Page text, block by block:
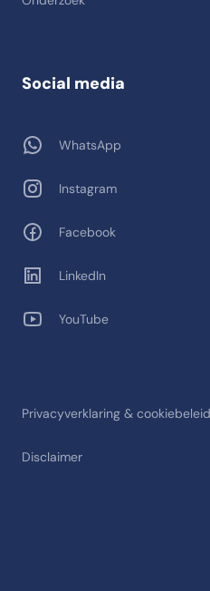
Privacyverklaring & cookiebeleid
Disclaimer
Social media
WhatsApp
Instagram
Facebook
LinkedIn
YouTube